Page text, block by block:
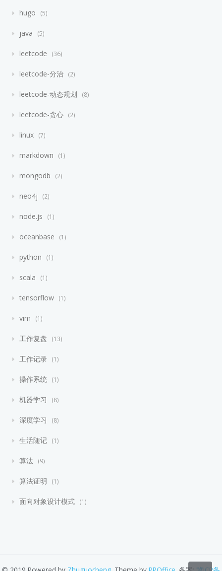
hugo 5
java 5
leetcode 36
leetcode-分治 2
leetcode-动态规划 8
leetcode-贪心 2
linux 7
markdown 1
mongodb 2
neo4j 2
node.js 1
oceanbase 1
python 1
scala 1
tensorflow 1
vim 1
工作复盘 13
工作记录 1
操作系统 1
机器学习 8
深度学习 8
生活随记 1
算法 9
算法证明 1
面向对象设计模式 1